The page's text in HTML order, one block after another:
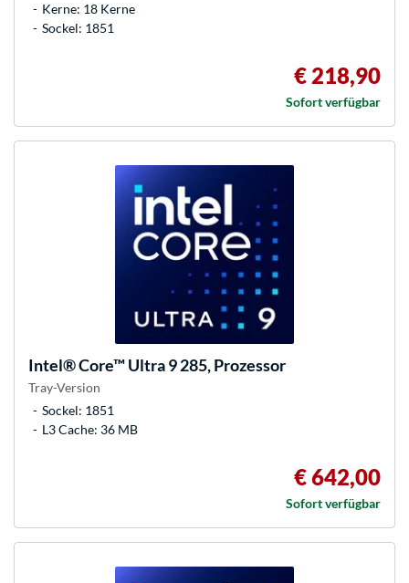
Kerne: 18 Kerne
Sockel: 1851
€ 218,90
Sofort verfügbar
Intel®Core™ Ultra 9 285, Prozessor
Tray-Version
Sockel: 1851
L3 Cache: 36 MB
€ 642,00
Sofort verfügbar